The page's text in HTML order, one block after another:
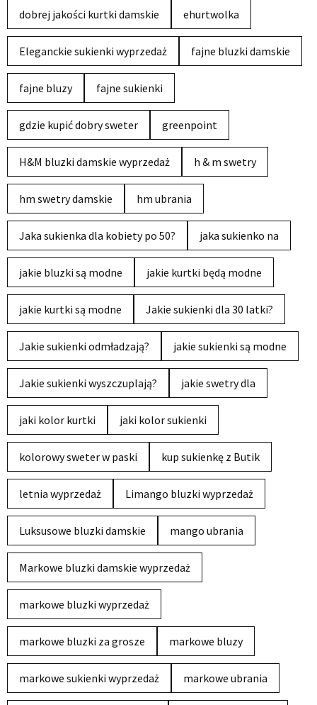
dobrej jakości kurtki damskie ehurtwolka
Eleganckie sukienki wyprzedaż fajne bluzki damskie
fajne bluzy fajne sukienki
gdzie kupić dobry sweter greenpoint
H&M bluzki damskie wyprzedaż h & m swetry
hm swetry damskie hm ubrania
Jaka sukienka dla kobiety po 50? jaka sukienko na
jakie bluzki są modne jakie kurtki będą modne
jakie kurtki są modne Jakie sukienki dla 30 latki?
Jakie sukienki odmładzają? jakie sukienki są modne
Jakie sukienki wyszczuplają? jakie swetry dla
jaki kolor kurtki jaki kolor sukienki
kolorowy sweter w paski kup sukienkę z Butik
letnia wyprzedaż Limango bluzki wyprzedaż
Luksusowe bluzki damskie mango ubrania
Markowe bluzki damskie wyprzedaż
markowe bluzki wyprzedaż
markowe bluzki za grosze markowe bluzy
markowe sukienki wyprzedaż markowe ubrania